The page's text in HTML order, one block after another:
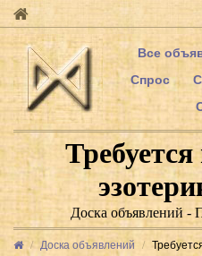
Все
Спрос
Доска объявлений -
Доска объявлений